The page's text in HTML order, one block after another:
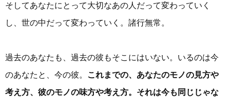
そしてあなたにとって大切なあの人だって変わっていく
し、世の中だって変わっていく。諸行無常。
過去のあなたも、過去の彼もそこにはいない。いるのは今
のあなたと、今の彼。
これまでの、あなたのモノの見方や
考え方、彼のモノの味方や考え方。それは今も同じじゃな